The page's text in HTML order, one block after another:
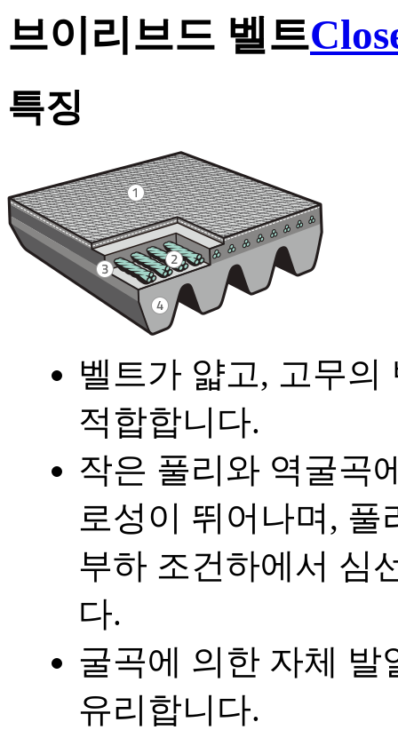
브이리브드 벨트
특징
벨트가 얇고, 고무
적합합니다.
작은 풀리와 역굴곡
로성이 뛰어나며,
부하 조건하에서 심
다.
굴곡에 의한 자체 발
유리합니다.